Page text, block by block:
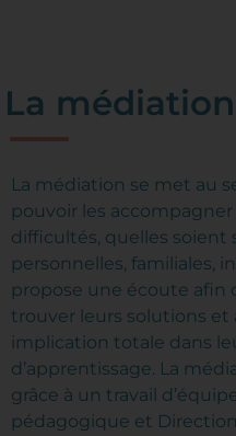
La
La médiation se met au
pouvoir les
difficultés, quelles soient
personnelles, familiales,
propose une écoute afin
trouver leurs solutions
implication totale dans
d’apprentissage. La
grâce à un travail
pédagogique et